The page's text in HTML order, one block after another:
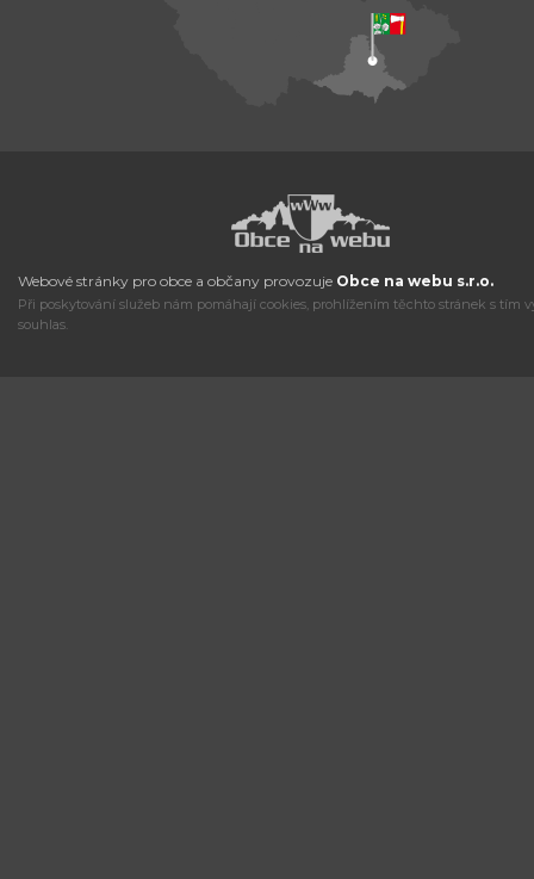
Webové stránky pro obce a občany provozuje Obce na webu s.r.o.
Při poskytování služeb nám pomáhají cookies, prohlížením těchto stránek s tím
souhlas.